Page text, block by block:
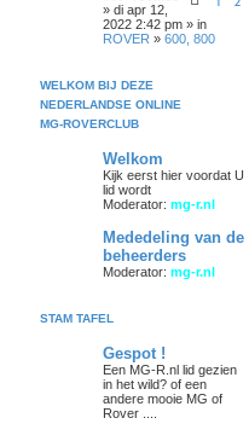
» di apr 12,
2022 2:42 pm » in
ROVER » 600, 800
WELKOM BIJ DEZE
NEDERLANDSE ONLINE
MG-ROVERCLUB
Welkom
Kijk eerst hier voordat U
lid wordt
Moderator: mg-r.nl
Mededeling van de
beheerders
Moderator: mg-r.nl
STAM TAFEL
Gespot !
Een MG-R.nl lid gezien
in het wild? of een
andere mooie MG of
Rover ....